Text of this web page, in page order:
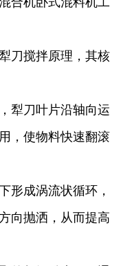
刀搅拌原理，其核
犁刀叶片沿轴向运
，使物料快速翻滚
形成涡流状循环，
向抛洒，从而提高